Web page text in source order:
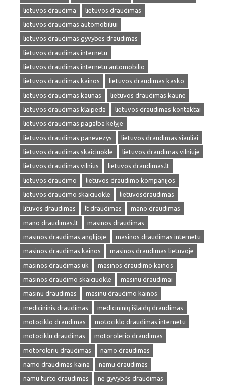
lietuvos draudima
lietuvos draudimas
lietuvos draudimas automobiliui
lietuvos draudimas gyvybes draudimas
lietuvos draudimas internetu
lietuvos draudimas internetu automobilio
lietuvos draudimas kainos
lietuvos draudimas kasko
lietuvos draudimas kaunas
lietuvos draudimas kaune
lietuvos draudimas klaipeda
lietuvos draudimas kontaktai
lietuvos draudimas pagalba kelyje
lietuvos draudimas panevezys
lietuvos draudimas siauliai
lietuvos draudimas skaiciuokle
lietuvos draudimas vilniuje
lietuvos draudimas vilnius
lietuvos draudimas.lt
lietuvos draudimo
lietuvos draudimo kompanijos
lietuvos draudimo skaiciuokle
lietuvosdraudimas
lituvos draudimas
lt draudimas
mano draudimas
mano draudimas.lt
masinos draudimas
masinos draudimas anglijoje
masinos draudimas internetu
masinos draudimas kainos
masinos draudimas lietuvoje
masinos draudimas uk
masinos draudimo kainos
masinos draudimo skaiciuokle
masinu draudimai
masinu draudimas
masinu draudimo kainos
medicininis draudimas
medicininių išlaidų draudimas
motociklo draudimas
motociklo draudimas internetu
motociklu draudimas
motorolerio draudimas
motoroleriu draudimas
namo draudimas
namo draudimas kaina
namu draudimas
namu turto draudimas
ne gyvybės draudimas